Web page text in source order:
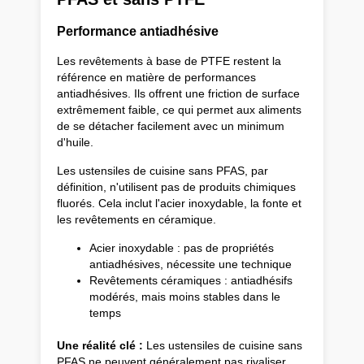
Performance antiadhésive
Les revêtements à base de PTFE restent la
référence en matière de performances
antiadhésives. Ils offrent une friction de surface
extrêmement faible, ce qui permet aux aliments
de se détacher facilement avec un minimum
d'huile.
Les ustensiles de cuisine sans PFAS, par
définition, n'utilisent pas de produits chimiques
fluorés. Cela inclut l'acier inoxydable, la fonte et
les revêtements en céramique.
Acier inoxydable : pas de propriétés
antiadhésives, nécessite une technique
Revêtements céramiques : antiadhésifs
modérés, mais moins stables dans le
temps
Une réalité clé : Les ustensiles de cuisine sans
PFAS ne peuvent généralement pas rivaliser